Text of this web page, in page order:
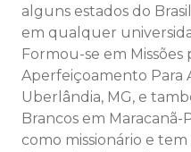
alguns estados do
em qualquer
Formou-se em Missões
Aperfeiçoamento Para
Uberlândia, MG, e
Brancos em Maracanã-
como missionário e